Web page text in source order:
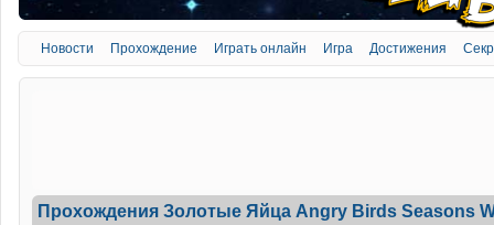
Новости Прохождение Играть онлайн Игра Достижения
Прохождения Золотые Яйца Angry Birds Seasons